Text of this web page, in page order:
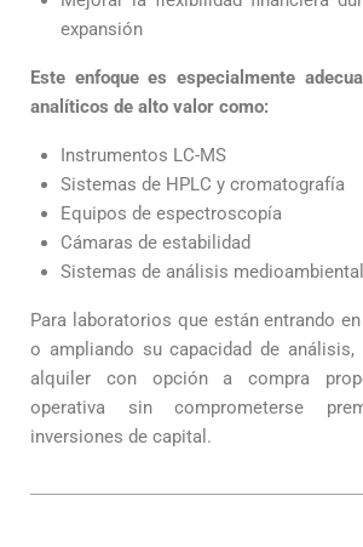
expansión
Este enfoque es especialmente
analíticos de alto valor como:
Instrumentos LC-MS
Sistemas de HPLC y cromatografía
Equipos de espectroscopía
Cámaras de estabilidad
Sistemas de análisis medioambiental
Para laboratorios que están entrando
o ampliando su capacidad de
alquiler con opción a compra
operativa sin comprometerse
inversiones de capital.